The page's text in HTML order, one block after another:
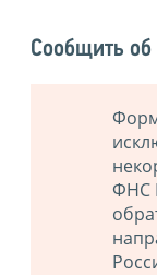
Сообщить об
ФНС